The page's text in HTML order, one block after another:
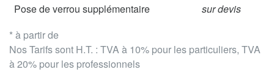
* à partir de
Nos Tarifs sont H.T. : TVA à 10% pour les particuliers, TVA
à 20% pour les professionnels
Pose de verrou supplémentaire
sur devis